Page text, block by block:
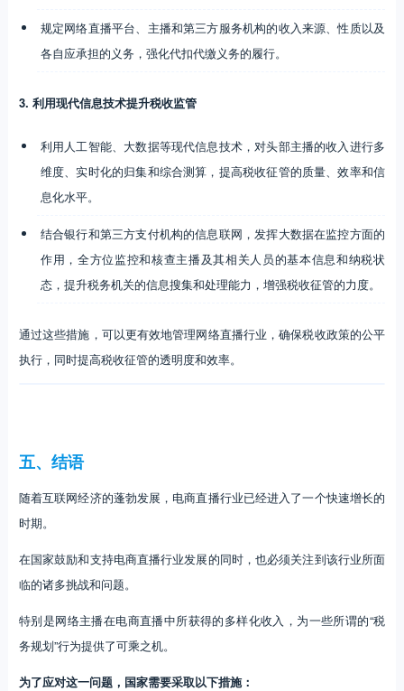
规定网络直播平台、主播和第三方服务机构的收入来源、性质以及
各自应承担的义务，强化代扣代缴义务的履行。
3. 利用现代信息技术提升税收监管
利用人工智能、大数据等现代信息技术，对头部主播的收入进行多
维度、实时化的归集和综合测算，提高税收征管的质量、效率和信
息化水平。
结合银行和第三方支付机构的信息联网，发挥大数据在监控方面的
作用，全方位监控和核查主播及其相关人员的基本信息和纳税状
态，提升税务机关的信息搜集和处理能力，增强税收征管的力度。
通过这些措施，可以更有效地管理网络直播行业，确保税收政策的公平
执行，同时提高税收征管的透明度和效率。
五、结语
随着互联网经济的蓬勃发展，电商直播行业已经进入了一个快速增长的
时期。
在国家鼓励和支持电商直播行业发展的同时，也必须关注到该行业所面
临的诸多挑战和问题。
特别是网络主播在电商直播中所获得的多样化收入，为一些所谓的“税
务规划”行为提供了可乘之机。
为了应对这一问题，国家需要采取以下措施：